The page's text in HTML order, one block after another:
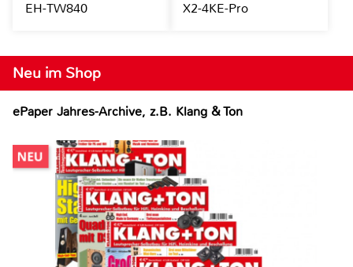
Neu im Shop
ePaper Jahres-Archive, z.B. Klang & Ton
EH-TW840
X2-4KE-Pro